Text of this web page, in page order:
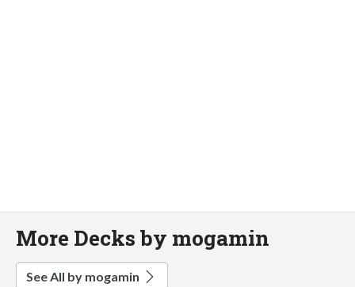
More Decks by mogamin
See All by mogamin